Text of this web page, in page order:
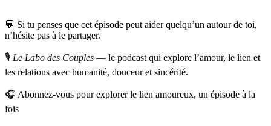
💬 Si tu penses que cet épisode peut aider quelqu’un autour de toi,
n’hésite pas à le partager.
🎙️ Le Labo des Couples — le podcast qui explore l’amour, le lien et
les relations avec humanité, douceur et sincérité.
🎧 Abonnez-vous pour explorer le lien amoureux, un épisode à la
fois